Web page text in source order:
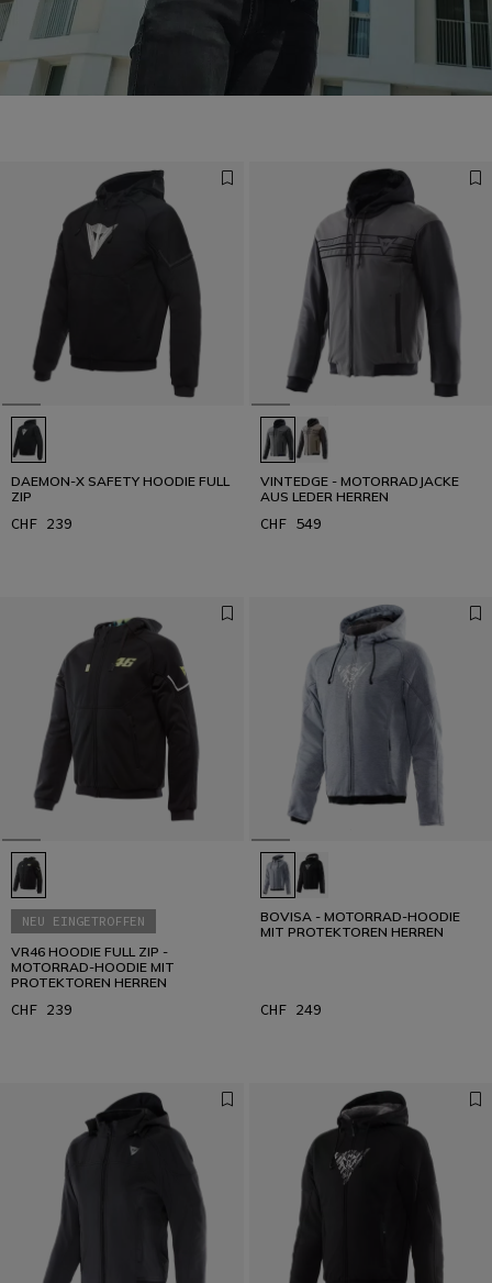
Schutz entwickelt sich weiter. Auch in der Stadt.
ZUR ANLEITUNG
DAEMON-X SAFETY HOODIE FULL
ZIP
CHF 239
VINTEDGE - MOTORRADJACKE
AUS LEDER HERREN
CHF 549
NEU EINGETROFFEN
VR46 HOODIE FULL ZIP -
MOTORRAD-HOODIE MIT
PROTEKTOREN HERREN
CHF 239
BOVISA - MOTORRAD-HOODIE
MIT PROTEKTOREN HERREN
CHF 249